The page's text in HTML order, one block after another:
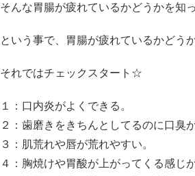
そんな胃腸が疲れているかどうかを知
という事で、胃腸が疲れているかどう
それではチェックスタート☆
１：口内炎がよくできる。
２：歯磨きをきちんとしてるのに口臭
３：肌荒れや唇が荒れやすい。
４：胸焼けや胃酸が上がってくる感じ